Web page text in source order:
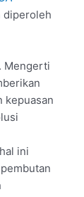
diperoleh
Mengerti
kepuasan
ini